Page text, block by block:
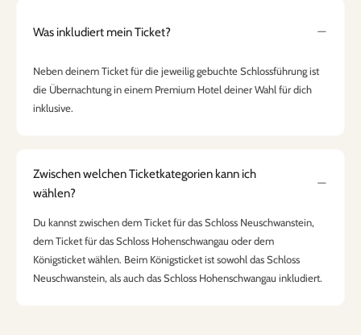
Was inkludiert mein Ticket?
Neben deinem Ticket für die jeweilig gebuchte Schlossführung ist
die Übernachtung in einem Premium Hotel deiner Wahl für dich
inklusive.
Zwischen welchen Ticketkategorien kann ich
wählen?
Du kannst zwischen dem Ticket für das Schloss Neuschwanstein,
dem Ticket für das Schloss Hohenschwangau oder dem
Königsticket wählen. Beim Königsticket ist sowohl das Schloss
Neuschwanstein, als auch das Schloss Hohenschwangau inkludiert.